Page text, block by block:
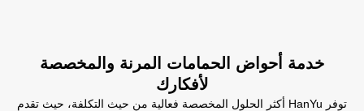
خدمة أحواض الحمامات المرنة والمخصصة
لأفكارك
توفر HanYu أكثر الحلول المخصصة فعالية من حيث التكلفة، حيث تقدم